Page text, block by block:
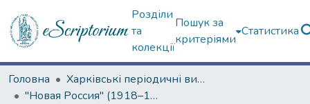
Розділи
та
колекції
Пошук за
критеріями
Статистика
Головна
Харківські періодичні видання
"Новая Россия" (1918–1919 гг.)